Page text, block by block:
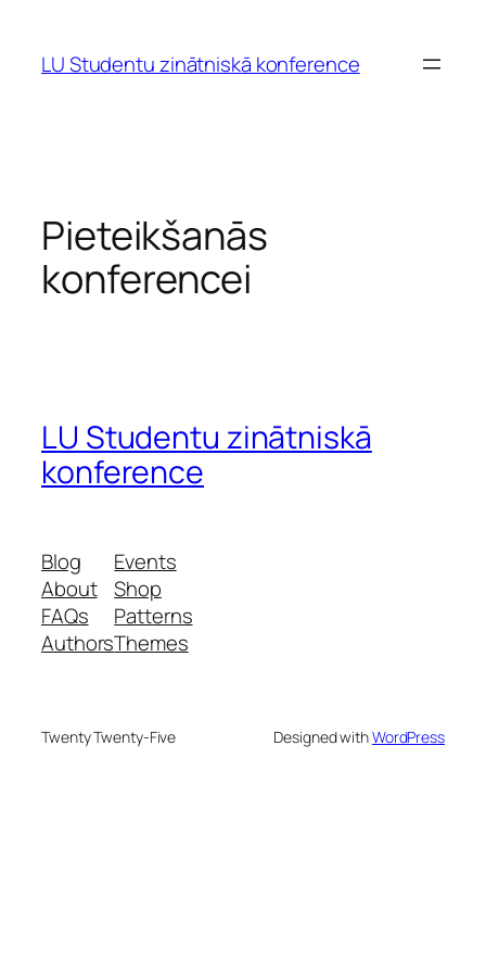
LU Studentu zinātniskā konference
Pieteikšanās
konferencei
LU Studentu zinātniskā
konference
Blog
About
FAQs
Authors
Events
Shop
Patterns
Themes
Twenty Twenty-Five Designed withWordPress